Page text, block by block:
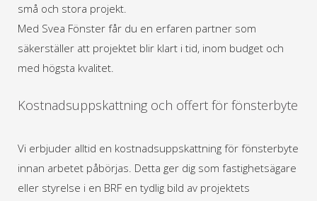
små och stora projekt.
Med Svea Fönster får du en erfaren partner som
säkerställer att projektet blir klart i tid, inom budget och
med högsta kvalitet.
Kostnadsuppskattning och offert för fönsterbyte
Vi erbjuder alltid en kostnadsuppskattning för fönsterbyte
innan arbetet påbörjas. Detta ger dig som fastighetsägare
eller styrelse i en BRF en tydlig bild av projektets